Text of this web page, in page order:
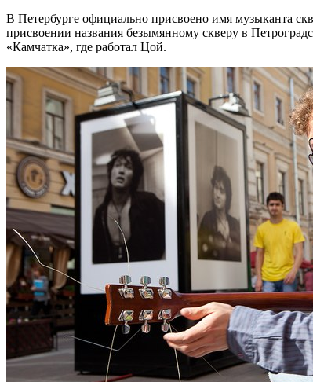
В Петербурге официально присвоено имя музыканта
присвоении названия безымянному скверу в
«Камчатка», где работал Цой.